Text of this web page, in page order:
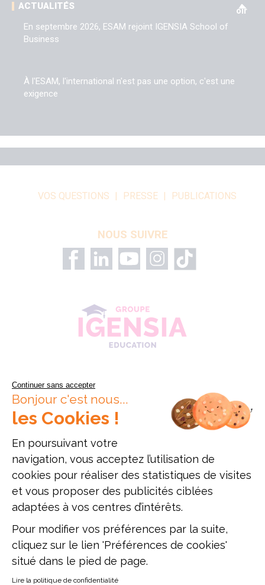
ACTUALITÉS
oir
En septembre 2026, ESAM rejoint IGENSIA School of
Business
À l'ESAM, l'international n'est pas une option, c'est une
exigence
VOS QUESTIONS PRESSE PUBLICATIONS
NOUS SUIVRE
Plan du site
Établissement d'enseignement supérieur privé, Association à but non
ESAM Paris - 12, rue Alexandre Parodi - 75010 Paris - Tél. : 01 89 71 24
54
ESAM Lyon - 47, rue du Sergent Michel Berthet - 69009 Lyon - Tél. : 04
51 42 10 96
Continuer sans accepter
Bonjour c'est nous...
les Cookies !
En poursuivant votre
navigation, vous acceptez l’utilisation de
cookies pour réaliser des statistiques de visites
et vous proposer des publicités ciblées
adaptées à vos centres d’intérêts.
Pour modifier vos préférences par la suite,
cliquez sur le lien 'Préférences de cookies'
situé dans le pied de page.
Lire la politique de confidentialité